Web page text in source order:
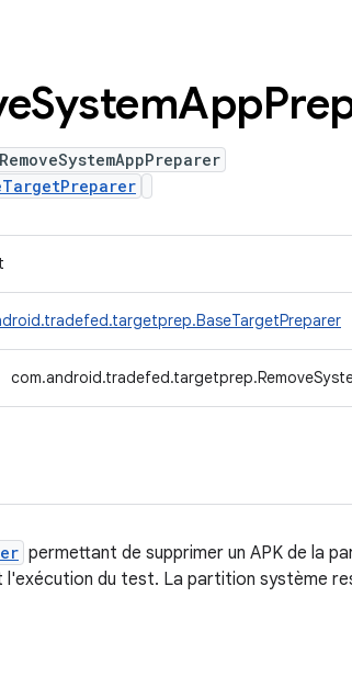
SystemApp
permettant de supprimer un APK de la
l'exécution du test. La partition système